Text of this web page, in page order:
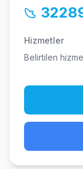
Hizmetler
Belirtilen